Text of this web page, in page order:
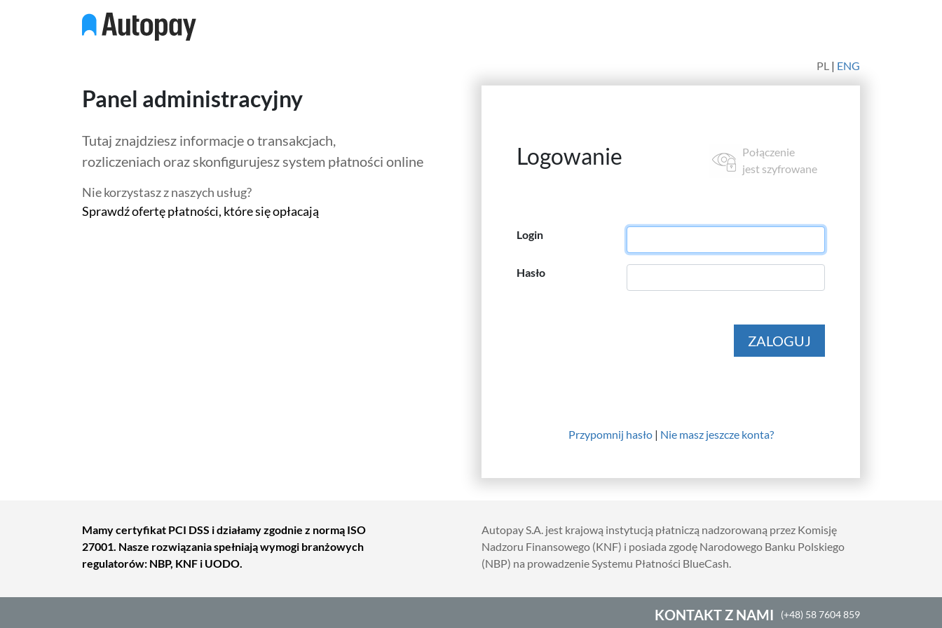
PL | ENG
Panel administracyjny
Tutaj znajdziesz informacje o transakcjach,
rozliczeniach oraz skonfigurujesz system płatności online
Nie korzystasz z naszych usług?
Sprawdź ofertę płatności, które się opłacają
Logowanie
Połączenie
jest szyfrowane
Login
Hasło
ZALOGUJ
Przypomnij hasło | Nie masz jeszcze konta?
Mamy certyfikat PCI DSS i działamy zgodnie z normą ISO
27001. Nasze rozwiązania spełniają wymogi branżowych
regulatorów: NBP, KNF i UODO.
Autopay S.A. jest krajową instytucją płatniczą nadzorowaną przez Komisję
Nadzoru Finansowego (KNF) i posiada zgodę Narodowego Banku Polskiego
(NBP) na prowadzenie Systemu Płatności BlueCash.
KONTAKT Z NAMI (+48) 58 7604 859